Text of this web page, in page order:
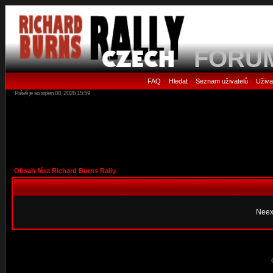
FAQ • Hledat• Seznam uživatelů•
Právě je so srpen 08, 2026 15:59
Obsah fóra Richard Burns Rally